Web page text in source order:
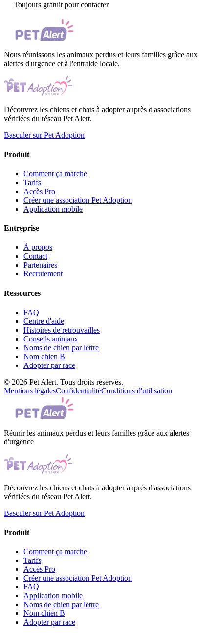
Toujours gratuit pour contacter
Nous réunissons les animaux perdus et leurs familles grâce aux
alertes d'urgence et à l'entraide locale.
Découvrez les chiens et chats à adopter auprès d'associations
vérifiées du réseau Pet Alert.
Basculer sur Pet Adoption
Produit
Comment ça marche
Tarifs
Accès Pro
Créer une association Pet Adoption
Application mobile
Entreprise
À propos
Contact
Partenaires
Recrutement
Ressources
FAQ
Centre d'aide
Histoires de retrouvailles
Conseils animaux
Noms de chien par lettre
Nom chien B
Adopter par race
© 2026 Pet Alert. Tous droits réservés.
Mentions légalesConfidentialitéConditions d'utilisation
Réunir les animaux perdus et leurs familles grâce aux alertes
d'urgence
Découvrez les chiens et chats à adopter auprès d'associations
vérifiées du réseau Pet Alert.
Basculer sur Pet Adoption
Produit
Comment ça marche
Tarifs
Accès Pro
Créer une association Pet Adoption
FAQ
Application mobile
Noms de chien par lettre
Nom chien B
Adopter par race